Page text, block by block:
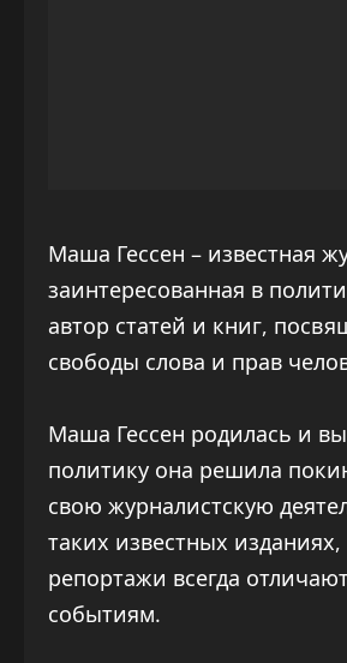
Маша Гессен – известная
заинтересованная в
автор статей и книг,
свободы слова и прав
Маша Гессен родилась и
политику она решила
свою журналистскую
таких известных
репортажи всегда
событиям.